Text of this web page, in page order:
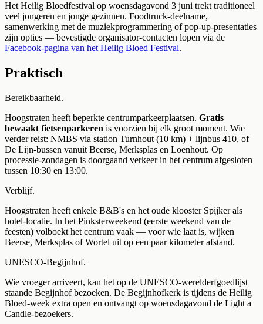
Het Heilig Bloedfestival op woensdagavond 3 juni trekt traditioneel
veel jongeren en jonge gezinnen. Foodtruck-deelname,
samenwerking met de muziekprogrammering of pop-up-presentaties
zijn opties — bevestigde organisator-contacten lopen via de
Facebook-pagina van het Heilig Bloed Festival.
Praktisch
Bereikbaarheid.
Hoogstraten heeft beperkte centrumparkeerplaatsen. Gratis
bewaakt fietsenparkeren is voorzien bij elk groot moment. Wie
verder reist: NMBS via station Turnhout (10 km) + lijnbus 410, of
De Lijn-bussen vanuit Beerse, Merksplas en Loenhout. Op
processie-zondagen is doorgaand verkeer in het centrum afgesloten
tussen 10:30 en 13:00.
Verblijf.
Hoogstraten heeft enkele B&B's en het oude klooster Spijker als
hotel-locatie. In het Pinksterweekend (eerste weekend van de
feesten) volboekt het centrum vaak — voor wie laat is, wijken
Beerse, Merksplas of Wortel uit op een paar kilometer afstand.
UNESCO-Begijnhof.
Wie vroeger arriveert, kan het op de UNESCO-werelderfgoedlijst
staande Begijnhof bezoeken. De Begijnhofkerk is tijdens de Heilig
Bloed-week extra open en ontvangt op woensdagavond de Light a
Candle-bezoekers.